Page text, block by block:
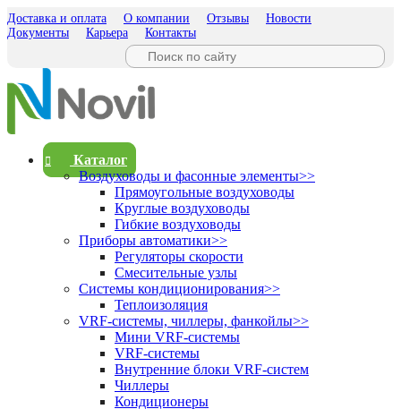
Доставка и оплата О компании Отзывы
Новости
Документы
Карьера Контакты
Каталог
Воздуховоды и фасонные элементы>>
Прямоугольные воздуховоды
Круглые воздуховоды
Гибкие воздуховоды
Приборы автоматики>>
Регуляторы скорости
Смесительные узлы
Системы кондиционирования>>
Теплоизоляция
VRF-системы, чиллеры, фанкойлы>>
Мини VRF-системы
VRF-системы
Внутренние блоки VRF-систем
Чиллеры
Кондиционеры